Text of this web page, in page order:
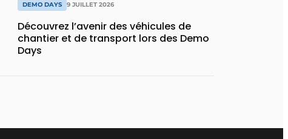
DEMO DAYS 9 JUILLET 2026
Découvrez l’avenir des véhicules de
chantier et de transport lors des Demo
Days